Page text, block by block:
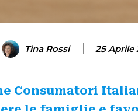
Tina Rossi 25 Aprile